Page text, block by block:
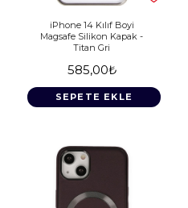
iPhone 14 Kılıf Boyi
Magsafe Silikon Kapak -
Titan Gri
585,00₺
SEPETE EKLE